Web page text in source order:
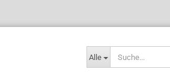
Alle